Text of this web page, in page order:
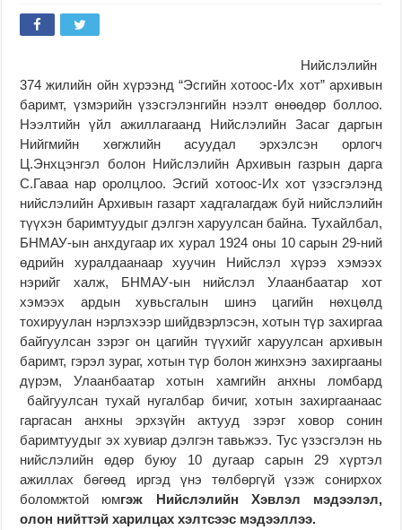
Нийслэлийн
374 жилийн ойн хүрээнд “Эсгийн хотоос-Их хот” архивын
баримт, үзмэрийн үзэсгэлэнгийн нээлт өнөөдөр боллоо.
Нээлтийн үйл ажиллагаанд Нийслэлийн Засаг даргын
Нийгмийн хөгжлийн асуудал эрхэлсэн орлогч
Ц.Энхцэнгэл болон Нийслэлийн Архивын газрын дарга
С.Гаваа нар оролцлоо. Эсгий хотоос-Их хот үзэсгэлэнд
нийслэлийн Архивын газарт хадгалагдаж буй нийслэлийн
түүхэн баримтуудыг дэлгэн харуулсан байна. Тухайлбал,
БНМАУ-ын анхдугаар их хурал 1924 оны 10 сарын 29-ний
өдрийн хуралдаанаар хуучин Нийслэл хүрээ хэмээх
нэрийг халж, БНМАУ-ын нийслэл Улаанбаатар хот
хэмээх ардын хувьсгалын шинэ цагийн нөхцөлд
тохируулан нэрлэхээр шийдвэрлэсэн, хотын түр захиргаа
байгуулсан зэрэг он цагийн түүхийг харуулсан архивын
баримт, гэрэл зураг, хотын түр болон жинхэнэ захиргааны
дүрэм, Улаанбаатар хотын хамгийн анхны ломбард
байгуулсан тухай нугалбар бичиг, хотын захиргаанаас
гаргасан анхны эрхзүйн актууд зэрэг ховор сонин
баримтуудыг эх хувиар дэлгэн тавьжээ. Тус үзэсгэлэн нь
нийслэлийн өдөр буюу 10 дугаар сарын 29 хүртэл
ажиллах бөгөөд иргэд үнэ төлбөргүй үзэж сонирхох
боломжтой юмгэж Нийслэлийн Хэвлэл мэдээлэл,
олон нийттэй харилцах хэлтсээс мэдээллээ.